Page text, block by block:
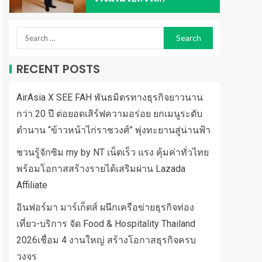
RECENT POSTS
AirAsia X SEE FAH พันธมิตรทางธุรกิจยาวนาน
กว่า 20 ปี ต่อยอดเสิร์ฟความอร่อย ยกเมนูระดับ
ตำนาน “ข้าวหน้าไก่ราชวงศ์” พุ่งทะยานสู่น่านฟ้า
ชวนรู้จักซิม my by NT เน็ตเร็ว แรง คุ้มค่าทั่วไทย
พร้อมโอกาสสร้างรายได้เสริมผ่าน Lazada
Affiliate
อินฟอร์มา มาร์เก็ตส์ ผนึกเครือข่ายธุรกิจท่อง
เที่ยว-บริการ จัด Food & Hospitality Thailand
2026เชื่อม 4 งานใหญ่ สร้างโอกาสธุรกิจครบ
วงจร